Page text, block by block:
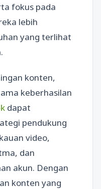
fokus pada
lebih
yang terlihat
konten,
keberhasilan
dapat
pendukung
video,
dan
akun. Dengan
konten yang